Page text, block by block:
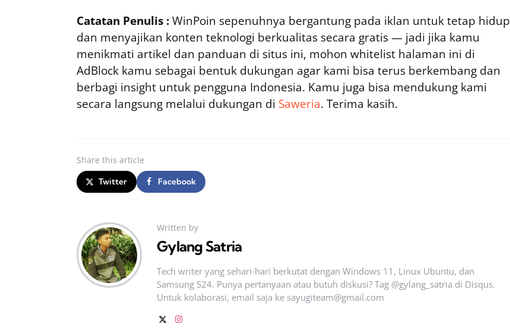
Catatan Penulis :WinPoin sepenuhnya bergantung pada iklan untuk tetap hidup
dan menyajikan konten teknologi berkualitas secara gratis — jadi jika kamu
menikmati artikel dan panduan di situs ini, mohon whitelist halaman ini di
AdBlock kamu sebagai bentuk dukungan agar kami bisa terus berkembang dan
berbagi insight untuk pengguna Indonesia. Kamu juga bisa mendukung kami
secara langsung melalui dukungan di Saweria. Terima kasih.
Share this article
Twitter Facebook
Written by
Gylang Satria
Tech writer yang sehari‑hari berkutat dengan Windows 11, Linux Ubuntu, dan
Samsung S24. Punya pertanyaan atau butuh diskusi? Tag @gylang_satria di Disqus.
Untuk kolaborasi, email saja ke sayugiteam@gmail.com